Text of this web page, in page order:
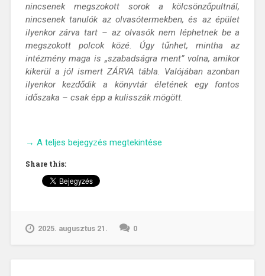
nincsenek megszokott sorok a kölcsönzőpultnál,
nincsenek tanulók az olvasótermekben, és az épület
ilyenkor zárva tart – az olvasók nem léphetnek be a
megszokott polcok közé. Úgy tűnhet, mintha az
intézmény maga is „szabadságra ment” volna, amikor
kikerül a jól ismert ZÁRVA tábla. Valójában azonban
ilyenkor kezdődik a könyvtár életének egy fontos
időszaka – csak épp a kulisszák mögött.
„Mi
a
könyvtárban,
És
→ A teljes bejegyzés megtekintése
Share this:
2025. augusztus 21. 0